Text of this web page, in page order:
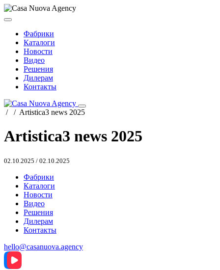
Фабрики
Каталоги
Новости
Видео
Решения
Дилерам
Контакты
/ / Artistica3 news 2025
Artistica3 news 2025
02.10.2025 / 02.10.2025
Фабрики
Каталоги
Новости
Видео
Решения
Дилерам
Контакты
hello@casanuova.agency